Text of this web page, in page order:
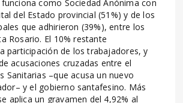
como Sociedad Anónima con
del Estado provincial (51%) y de los
que adhirieron (39%), entre los
Rosario. El 10% restante
participación de los trabajadores, y
acusaciones cruzadas entre el
Sanitarias –que acusa un nuevo
y el gobierno santafesino. Más
aplica un gravamen del 4,92% al